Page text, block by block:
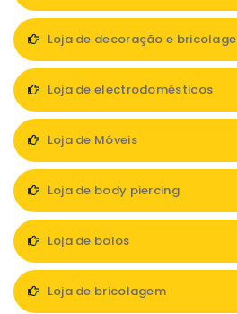
Loja de decoração e bricolage
Loja de electrodomésticos
Loja de Móveis
Loja de body piercing
Loja de bolos
Loja de bricolagem